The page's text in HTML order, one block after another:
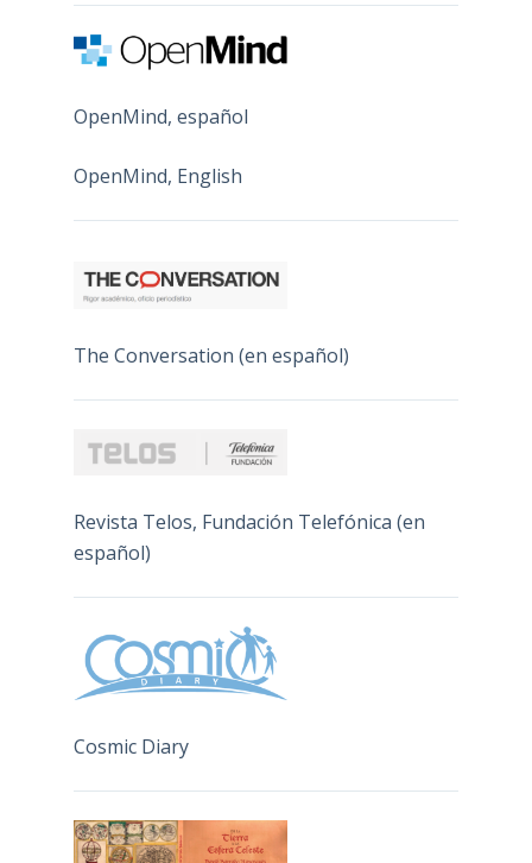
OpenMind, español
OpenMind, English
The Conversation (en español)
Revista Telos, Fundación Telefónica (en
español)
Cosmic Diary